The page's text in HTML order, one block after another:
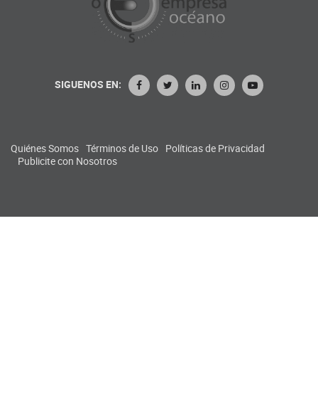
SIGUENOS EN:
Quiénes Somos Términos de Uso Políticas de Privacidad
Publicite con Nosotros